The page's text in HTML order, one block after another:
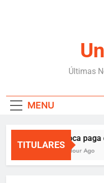
Últimas
MENU
TITULARES
Boca
1 Hour Ago